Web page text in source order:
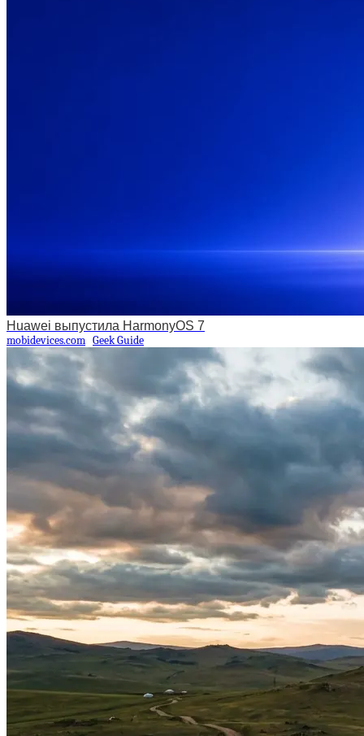
Huawei выпустила HarmonyOS 7
mobidevices.com Geek Guide